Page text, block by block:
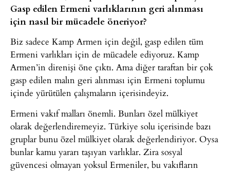
Gasp edilen Ermeni varlıklarının geri alınması
için nasıl bir mücadele öneriyor?
Biz sadece Kamp Armen için değil, gasp edilen tüm
Ermeni varlıkları için de mücadele ediyoruz. Kamp
Armen’in direnişi öne çıktı. Ama diğer taraftan bir çok
gasp edilen malın geri alınması için Ermeni toplumu
içinde yürütülen çalışmaların içerisindeyiz.
Ermeni vakıf malları önemli. Bunları özel mülkiyet
olarak değerlendiremeyiz. Türkiye solu içerisinde bazı
gruplar bunu özel mülkiyet olarak değerlendiriyor. Oysa
bunlar kamu yararı taşıyan varlıklar. Zira sosyal
güvencesi olmayan yoksul Ermeniler, bu vakıfların